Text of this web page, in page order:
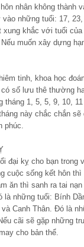
nhân không thành
những tuổi: 17,
xung khắc với tuổi
muốn xây dựng
tinh, khoa học
số lưu thê thường
tháng 1, 5, 5, 9, 10,
này chắc chắn
phúc.
đại kỵ cho bạn trong
cuộc sống kết hôn
ăn thì sanh ra tai
những tuổi: Bính
và Canh Thân. Đó là
cãi sẽ gặp những
cho bản thể.